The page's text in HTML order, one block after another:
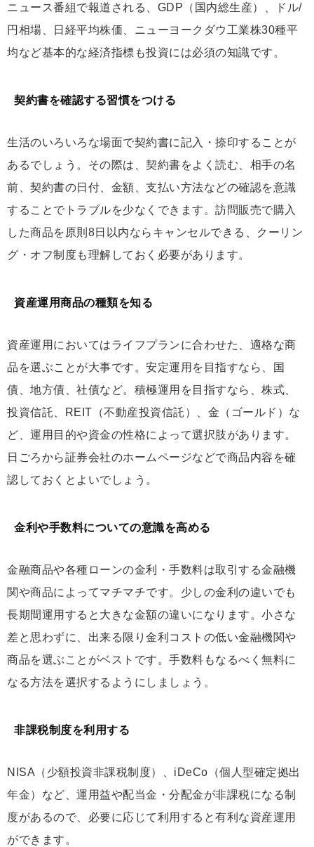
ニュース番組で報道される、GDP（国内総生産）、ドル/
円相場、日経平均株価、ニューヨークダウ工業株30種平
均など基本的な経済指標も投資には必須の知識です。
契約書を確認する習慣をつける
生活のいろいろな場面で契約書に記入・捺印することが
あるでしょう。その際は、契約書をよく読む、相手の名
前、契約書の日付、金額、支払い方法などの確認を意識
することでトラブルを少なくできます。訪問販売で購入
した商品を原則8日以内ならキャンセルできる、クーリン
グ・オフ制度も理解しておく必要があります。
資産運用商品の種類を知る
資産運用においてはライフプランに合わせた、適格な商
品を選ぶことが大事です。安定運用を目指すなら、国
債、地方債、社債など。積極運用を目指すなら、株式、
投資信託、REIT（不動産投資信託）、金（ゴールド）な
ど、運用目的や資金の性格によって選択肢があります。
日ごろから証券会社のホームページなどで商品内容を確
認しておくとよいでしょう。
金利や手数料についての意識を高める
金融商品や各種ローンの金利・手数料は取引する金融機
関や商品によってマチマチです。少しの金利の違いでも
長期間運用すると大きな金額の違いになります。小さな
差と思わずに、出来る限り金利コストの低い金融機関や
商品を選ぶことがベストです。手数料もなるべく無料に
なる方法を選択するようにしましょう。
非課税制度を利用する
NISA（少額投資非課税制度）、iDeCo（個人型確定拠出
年金）など、運用益や配当金・分配金が非課税になる制
度があるので、必要に応じて利用すると有利な資産運用
ができます。